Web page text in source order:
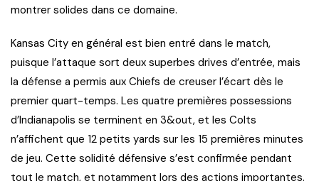
montrer solides dans ce domaine.
Kansas City en général est bien entré dans le match,
puisque l’attaque sort deux superbes drives d’entrée, mais
la défense a permis aux Chiefs de creuser l’écart dès le
premier quart-temps. Les quatre premières possessions
d’Indianapolis se terminent en 3&out, et les Colts
n’affichent que 12 petits yards sur les 15 premières minutes
de jeu. Cette solidité défensive s’est confirmée pendant
tout le match, et notamment lors des actions importantes.